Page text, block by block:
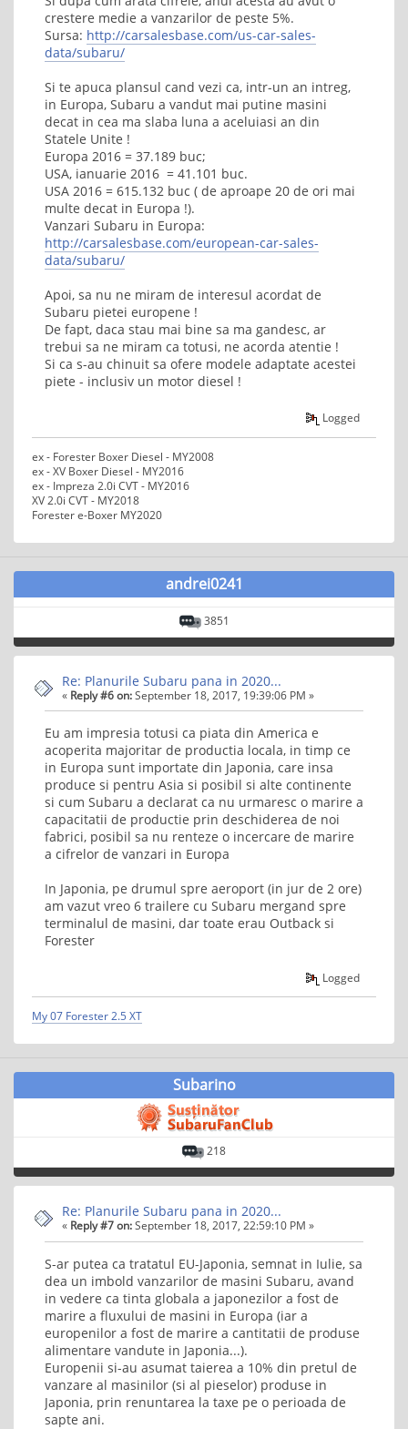
crestere medie a vanzarilor de peste 5%.
Sursa: http://carsalesbase.com/us-car-sales-
data/subaru/
Si te apuca plansul cand vezi ca, intr-un an intreg,
in Europa, Subaru a vandut mai putine masini
decat in cea ma slaba luna a aceluiasi an din
Statele Unite !
Europa 2016 = 37.189 buc;
USA, ianuarie 2016 = 41.101 buc.
USA 2016 = 615.132 buc ( de aproape 20 de ori mai
multe decat in Europa !).
Vanzari Subaru in Europa:
http://carsalesbase.com/european-car-sales-
data/subaru/
Apoi, sa nu ne miram de interesul acordat de
Subaru pietei europene !
De fapt, daca stau mai bine sa ma gandesc, ar
trebui sa ne miram ca totusi, ne acorda atentie !
Si ca s-au chinuit sa ofere modele adaptate acestei
piete - inclusiv un motor diesel !
Logged
ex - Forester Boxer Diesel - MY2008
ex - XV Boxer Diesel - MY2016
ex - Impreza 2.0i CVT - MY2016
XV 2.0i CVT - MY2018
Forester e-Boxer MY2020
andrei0241
3851
Re: Planurile Subaru pana in 2020...
« Reply #6 on:September 18, 2017, 19:39:06 PM »
Eu am impresia totusi ca piata din America e
acoperita majoritar de productia locala, in timp ce
in Europa sunt importate din Japonia, care insa
produce si pentru Asia si posibil si alte continente
si cum Subaru a declarat ca nu urmaresc o marire a
capacitatii de productie prin deschiderea de noi
fabrici, posibil sa nu renteze o incercare de marire
a cifrelor de vanzari in Europa
In Japonia, pe drumul spre aeroport (in jur de 2 ore)
am vazut vreo 6 trailere cu Subaru mergand spre
terminalul de masini, dar toate erau Outback si
Forester
Logged
My 07 Forester 2.5 XT
Subarino
218
Re: Planurile Subaru pana in 2020...
« Reply #7 on:September 18, 2017, 22:59:10 PM »
S-ar putea ca tratatul EU-Japonia, semnat in Iulie, sa
dea un imbold vanzarilor de masini Subaru, avand
in vedere ca tinta globala a japonezilor a fost de
marire a fluxului de masini in Europa (iar a
europenilor a fost de marire a cantitatii de produse
alimentare vandute in Japonia...).
Europenii si-au asumat taierea a 10% din pretul de
vanzare al masinilor (si al pieselor) produse in
Japonia, prin renuntarea la taxe pe o perioada de
sapte ani.